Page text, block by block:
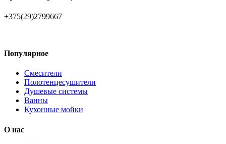
+375(29)2799667
Популярное
Смесители
Полотенцесушители
Душевые системы
Ванны
Кухонные мойки
О нас